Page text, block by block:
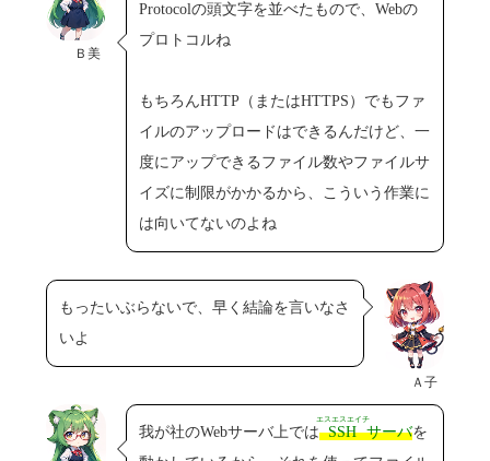
Ｂ美
Protocolの頭文字を並べたもので、Webの
プロトコルね
もちろんHTTP（またはHTTPS）でもファ
イルのアップロードはできるんだけど、一
度にアップできるファイル数やファイルサ
イズに制限がかかるから、こういう作業に
は向いてないのよね
Ａ子
もったいぶらないで、早く結論を言いなさ
いよ
我が社のWebサーバ上では SSH
エスエスエイチ
サーバを